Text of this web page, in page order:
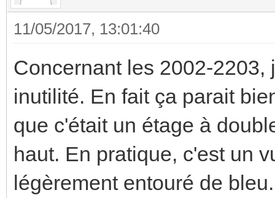
11/05/2017, 13:01:40
Concernant les 2002-2203,
inutilité. En fait ça parait
que c'était un étage à
haut. En pratique, c'est un
légèrement entouré de